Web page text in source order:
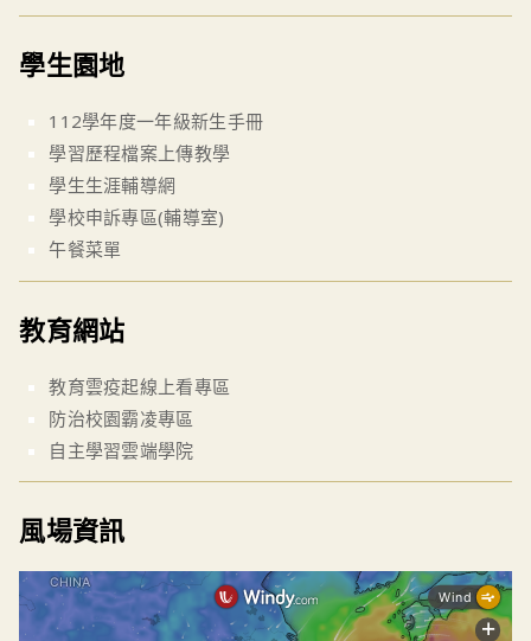
學生園地
112學年度一年級新生手冊
學習歷程檔案上傳教學
學生生涯輔導網
學校申訴專區(輔導室)
午餐菜單
教育網站
教育雲疫起線上看專區
防治校園霸凌專區
自主學習雲端學院
風場資訊